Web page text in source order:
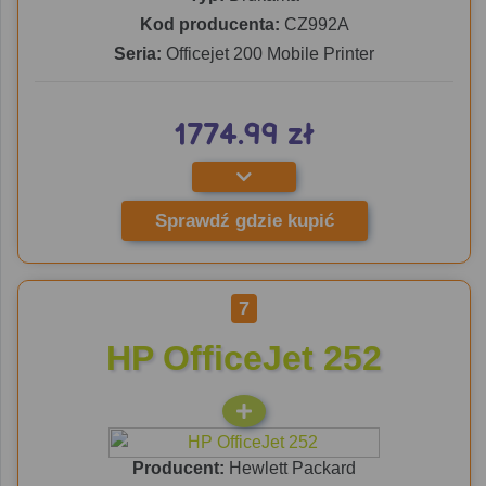
Kod producenta: CZ992A
Seria: Officejet 200 Mobile Printer
1774.99 zł
Sprawdź gdzie kupić
7
HP OfficeJet 252
Producent: Hewlett Packard